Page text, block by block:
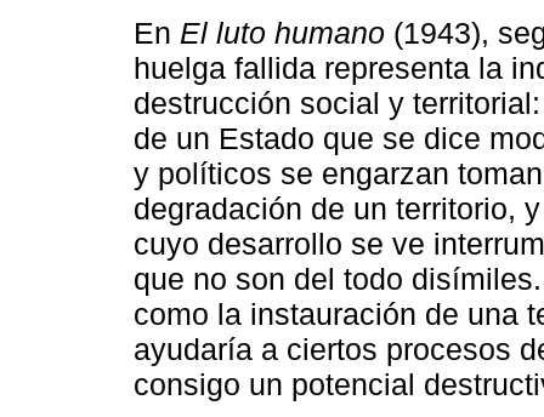
En El luto humano (1943),
huelga fallida representa la
destrucción social y
de un Estado que se dice
y políticos se engarzan
degradación de un territorio,
cuyo desarrollo se ve
que no son del todo
como la instauración de una
ayudaría a ciertos procesos
consigo un potencial